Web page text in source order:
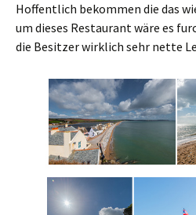
Hoffentlich bekommen die das
um dieses Restaurant wäre es
die Besitzer wirklich sehr nette